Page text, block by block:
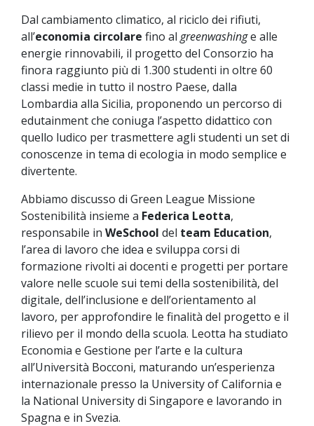
Dal cambiamento climatico, al riciclo dei rifiuti,
all’economia circolare fino al greenwashinge alle
energie rinnovabili, il progetto del Consorzio ha
finora raggiunto più di 1.300 studenti in oltre 60
classi medie in tutto il nostro Paese, dalla
Lombardia alla Sicilia, proponendo un percorso di
edutainment che coniuga l’aspetto didattico con
quello ludico per trasmettere agli studenti un set di
conoscenze in tema di ecologia in modo semplice e
divertente.
Abbiamo discusso di Green League Missione
Sostenibilità insieme a Federica Leotta,
responsabile in WeSchool del team Education,
l’area di lavoro che idea e sviluppa corsi di
formazione rivolti ai docenti e progetti per portare
valore nelle scuole sui temi della sostenibilità, del
digitale, dell’inclusione e dell’orientamento al
lavoro, per approfondire le finalità del progetto e il
rilievo per il mondo della scuola. Leotta ha studiato
Economia e Gestione per l’arte e la cultura
all’Università Bocconi, maturando un’esperienza
internazionale presso la University of California e
la National University di Singapore e lavorando in
Spagna e in Svezia.